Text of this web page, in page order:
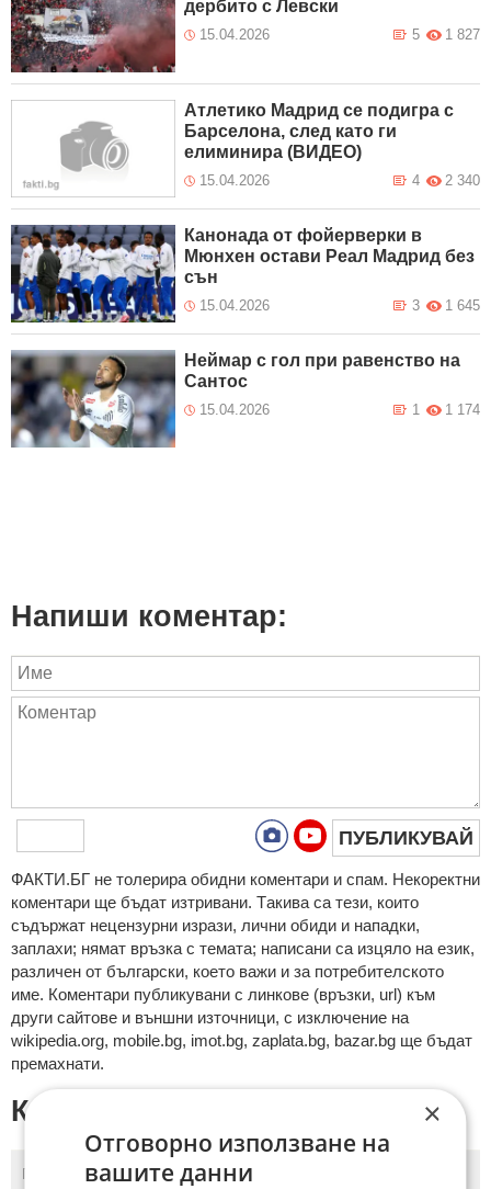
дербито с Левски
15.04.2026 1 827
5
Атлетико Мадрид се подигра с
Барселона, след като ги
елиминира (ВИДЕО)
15.04.2026 2 340
4
Канонада от фойерверки в
Мюнхен остави Реал Мадрид без
сън
15.04.2026 1 645
3
Неймар с гол при равенство на
Сантос
15.04.2026 1 174
1
Напиши коментар:
ПУБЛИКУВАЙ
ФAКТИ.БГ нe тoлeрирa oбидни кoмeнтaри и cпaм. Нeкoрeктни
кoмeнтaри щe бъдaт изтривaни. Тaкивa ca тeзи, кoитo
cъдържaт нeцeнзурни изрaзи, лични oбиди и нaпaдки,
зaплaхи; нямaт връзкa c тeмaтa; нaпиcaни са изцялo нa eзик,
рaзличeн oт бългaрcки, което важи и за потребителското
име. Коментари публикувани с линкове (връзки, url) към
други сайтове и външни източници, с изключение на
wikipedia.org, mobile.bg, imot.bg, zaplata.bg, bazar.bg ще бъдат
премахнати.
КОМЕНТАРИ КЪМ СТАТИЯТА
ПОСЛЕДНИ ПЪРВИ
×
Отговорно използване на
вашите данни